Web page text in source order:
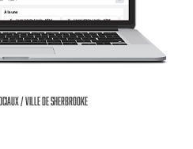
/ Ville de Sherbrooke